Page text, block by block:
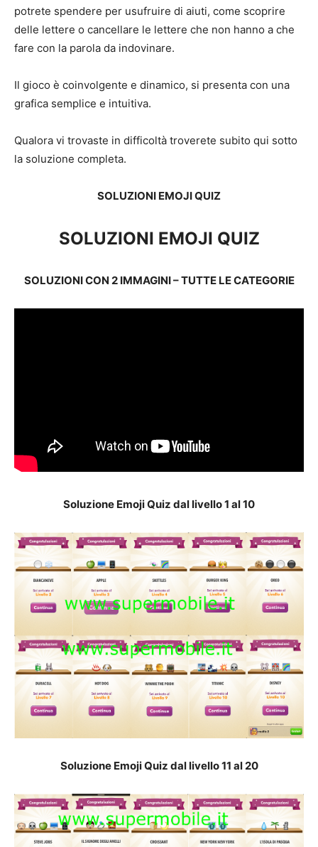
potrete spendere per usufruire di aiuti, come scoprire
delle lettere o cancellare le lettere che non hanno a che
fare con la parola da indovinare.
Il gioco è coinvolgente e dinamico, si presenta con una
grafica semplice e intuitiva.
Qualora vi trovaste in difficoltà troverete subito qui sotto
la soluzione completa.
SOLUZIONI EMOJI QUIZ
SOLUZIONI EMOJI QUIZ
SOLUZIONI CON 2 IMMAGINI – TUTTE LE CATEGORIE
Soluzione Emoji Quiz dal livello 1 al 10
Soluzione Emoji Quiz dal livello 11 al 20